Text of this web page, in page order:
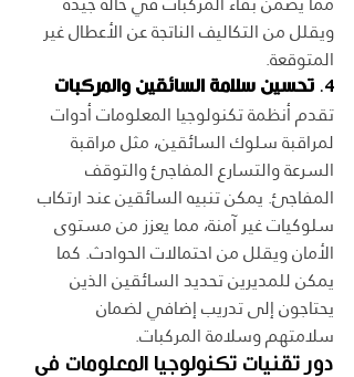
ويقلل من التكاليف الناتجة عن الأعطال غير
المتوقعة.
4. تحسين سلامة السائقين والمركبات
تقدم أنظمة تكنولوجيا المعلومات أدوات
لمراقبة سلوك السائقين، مثل مراقبة
السرعة والتسارع المفاجئ والتوقف
المفاجئ. يمكن تنبيه السائقين عند ارتكاب
سلوكيات غير آمنة، مما يعزز من مستوى
الأمان ويقلل من احتمالات الحوادث. كما
يمكن للمديرين تحديد السائقين الذين
يحتاجون إلى تدريب إضافي لضمان
سلامتهم وسلامة المركبات.
دور تقنيات تكنولوجيا المعلومات في